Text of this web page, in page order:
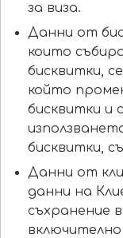
за виза.
Данни от
които
бисквитки,
който
бисквитки и
бисквитки,
Данни от
данни на
съхранение